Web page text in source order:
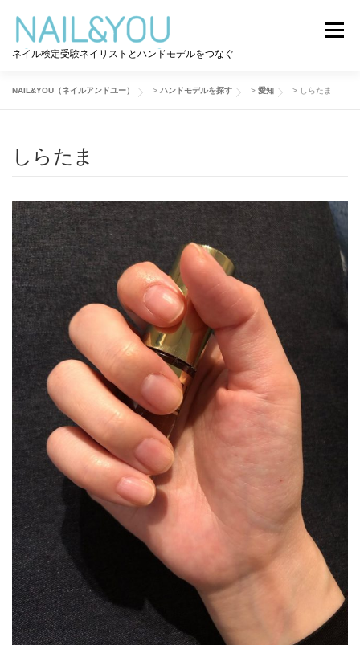
ネイル検定受験ネイリストとハンドモデルをつなぐ
メニュー
ハンドモデルを探す
お問い合わせ
NAIL&YOU（ネイルアンドユー） > ハンドモデルを探す > 愛知 > しらたま
しらたま